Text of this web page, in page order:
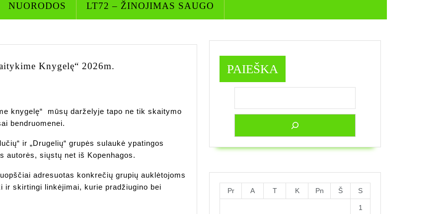
NUORODOS LT72 – ŽINOJIMAS SAUGO
Knygelę“ 2026m.
Knygelę“
knygelę“ mūsų darželyje tapo ne tik skaitymo
bendruomenei.
ir „Drugelių“ grupės sulaukė ypatingos
autorės, siųstų net iš Kopenhagos.
adresuotas konkrečių grupių auklėtojoms
ir skirtingi linkėjimai, kurie pradžiugino bei
PAIEŠKA
Pr A T K Pn Š S
1